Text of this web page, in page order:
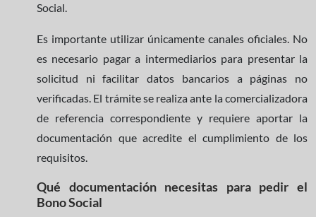
Social.
Es importante utilizar únicamente canales oficiales. No
es necesario pagar a intermediarios para presentar la
solicitud ni facilitar datos bancarios a páginas no
verificadas. El trámite se realiza ante la comercializadora
de referencia correspondiente y requiere aportar la
documentación que acredite el cumplimiento de los
requisitos.
Qué documentación necesitas para pedir el
Bono Social